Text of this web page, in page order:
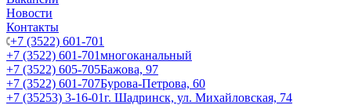
Новости
Контакты
+7 (3522) 601-701
+7 (3522) 601-701многоканальный
+7 (3522) 605-705Бажова, 97
+7 (3522) 601-707Бурова-Петрова, 60
+7 (35253) 3-16-01г. Шадринск, ул. Михайловская, 74